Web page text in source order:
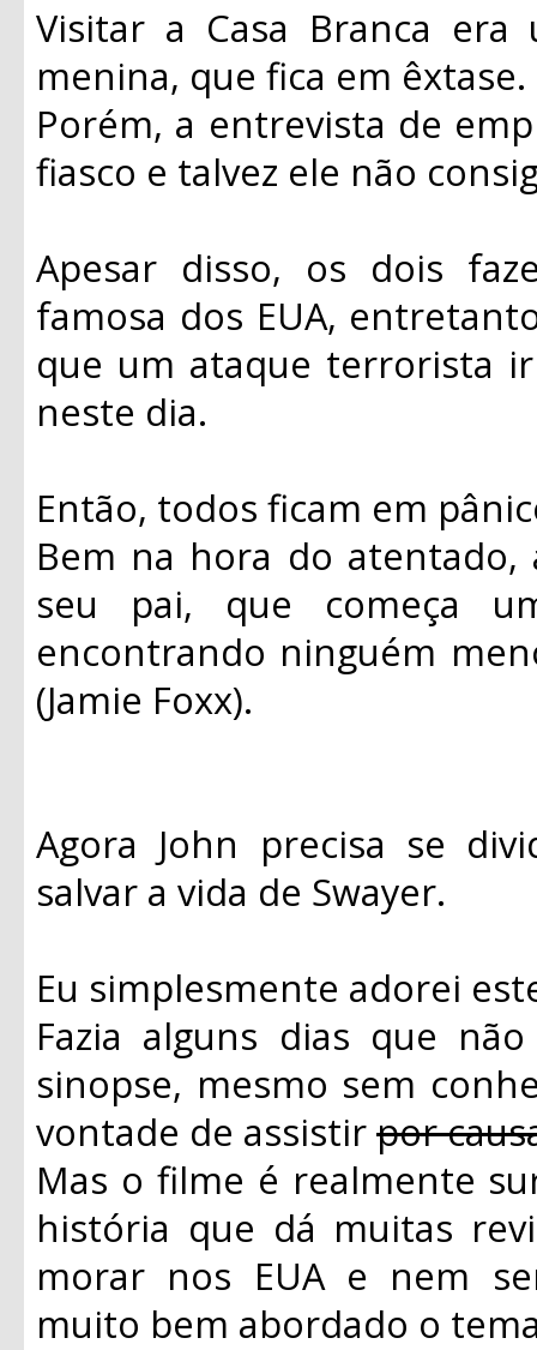
Visitar a Casa Branca
menina, que fica em êxtase.
Porém, a entrevista de
fiasco e talvez ele não
Apesar disso, os dois
famosa dos EUA,
que um ataque terrorista
neste dia.
Então, todos ficam em
Bem na hora do
seu pai, que começa
encontrando ninguém
(Jamie Foxx).
Agora John precisa se
salvar a vida de Swayer.
Eu simplesmente adorei
Fazia alguns dias que
sinopse, mesmo sem
vontade de assistirpor
Mas o filme é realmente
história que dá muitas
morar nos EUA e nem
muito bem abordado o